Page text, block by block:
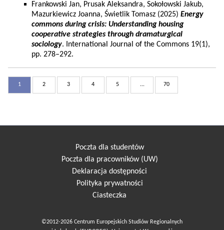
Frankowski Jan, Prusak Aleksandra, Sokołowski Jakub,
Mazurkiewicz Joanna, Świetlik Tomasz (2025) Energy
commons during crisis: Understanding housing
cooperative strategies through dramaturgical
sociology. International Journal of the Commons 19(1),
pp. 278–292.
1 2 3 4 5 ... 70
Poczta dla studentów
Poczta dla pracowników (UW)
Deklaracja dostępności
Polityka prywatności
Ciasteczka
©2012-2026 Centrum Europejskich Studiów Regionalnych